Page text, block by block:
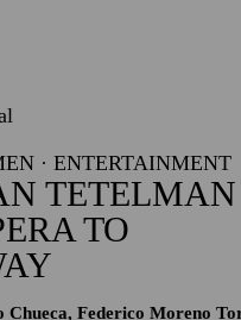
· ENTERTAINMENT
TETELMAN
TO
Chueca, Federico Moreno